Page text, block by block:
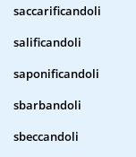
saccarificandoli
salificandoli
saponificandoli
sbarbandoli
sbeccandoli